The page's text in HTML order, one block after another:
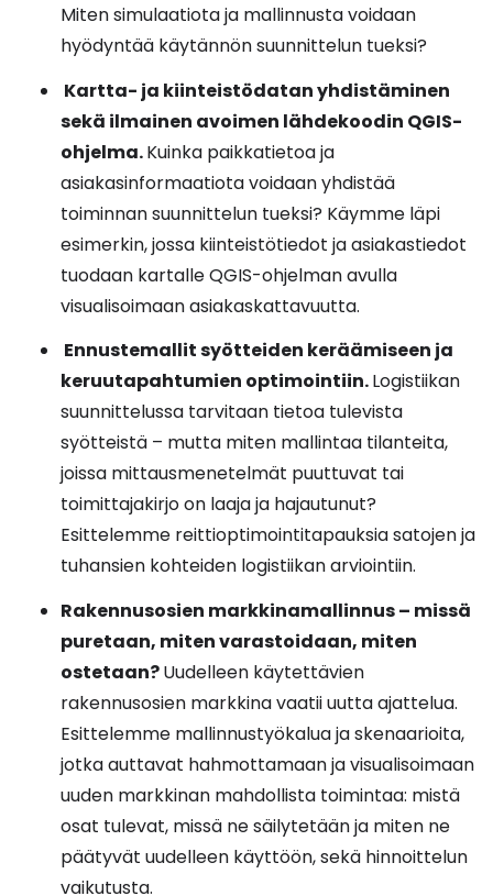
Miten simulaatiota ja mallinnusta voidaan
hyödyntää käytännön suunnittelun tueksi?
Kartta- ja kiinteistödatan yhdistäminen
sekä ilmainen avoimen lähdekoodin QGIS-
ohjelma.Kuinka paikkatietoa ja
asiakasinformaatiota voidaan yhdistää
toiminnan suunnittelun tueksi? Käymme läpi
esimerkin, jossa kiinteistötiedot ja asiakastiedot
tuodaan kartalle QGIS-ohjelman avulla
visualisoimaan asiakaskattavuutta.
Ennustemallit syötteiden keräämiseen ja
keruutapahtumien optimointiin.Logistiikan
suunnittelussa tarvitaan tietoa tulevista
syötteistä – mutta miten mallintaa tilanteita,
joissa mittausmenetelmät puuttuvat tai
toimittajakirjo on laaja ja hajautunut?
Esittelemme reittioptimointitapauksia satojen ja
tuhansien kohteiden logistiikan arviointiin.
Rakennusosien markkinamallinnus – missä
puretaan, miten varastoidaan, miten
ostetaan?Uudelleen käytettävien
rakennusosien markkina vaatii uutta ajattelua.
Esittelemme mallinnustyökalua ja skenaarioita,
jotka auttavat hahmottamaan ja visualisoimaan
uuden markkinan mahdollista toimintaa: mistä
osat tulevat, missä ne säilytetään ja miten ne
päätyvät uudelleen käyttöön, sekä hinnoittelun
vaikutusta.